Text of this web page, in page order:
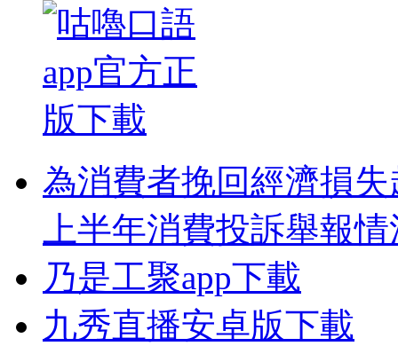
為消費者挽回經濟損
上半年消費投訴舉報
乃是工聚app下載
九秀直播安卓版下載